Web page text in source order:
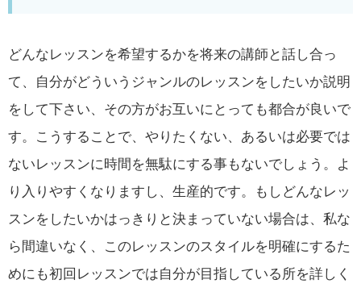
どんなレッスンを希望するかを将来の講師と話し合っ
て、自分がどういうジャンルのレッスンをしたいか説明
をして下さい、その方がお互いにとっても都合が良いで
す。こうすることで、やりたくない、あるいは必要では
ないレッスンに時間を無駄にする事もないでしょう。よ
り入りやすくなりますし、生産的です。もしどんなレッ
スンをしたいかはっきりと決まっていない場合は、私な
ら間違いなく、このレッスンのスタイルを明確にするた
めにも初回レッスンでは自分が目指している所を詳しく